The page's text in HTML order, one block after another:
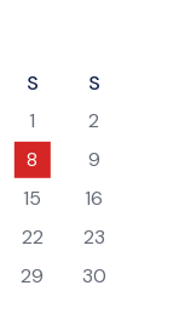
S
S
1
2
8
9
15
16
22
23
29
30